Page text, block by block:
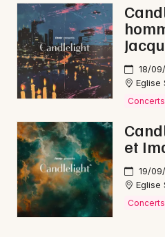
Artistes en tournée
Actus à Forbach
Magazine à Forbach
18/
Eglise
Concerts
et
19/
Eglise
Concerts